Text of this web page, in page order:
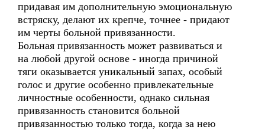
придавая им дополнительную эмоциональную
встряску, делают их крепче, точнее - придают
им черты больной привязанности.
Больная привязанность может развиваться и
на любой другой основе - иногда причиной
тяги оказывается уникальный запах, особый
голос и другие особенно привлекательные
личностные особенности, однако сильная
привязанность становится больной
привязанностью только тогда, когда за нею